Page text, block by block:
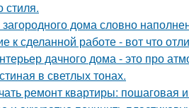
стиля.
дома словно
к сделанной работе - вот что
дачного дома - это про
в светлых тонах.
ремонт квартиры: пошаговая